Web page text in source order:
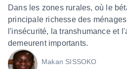
Dans les zones rurales, où le
principale richesse des
l'insécurité, la transhumance et
demeurent importants.
Makan SISSOKO